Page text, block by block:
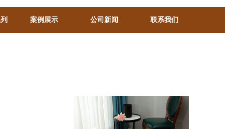
案例展示 公司新闻 联系我们